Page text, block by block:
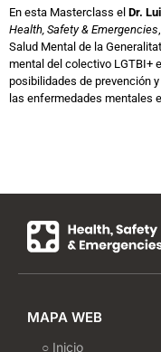
En esta Masterclass el Dr.
Health, Safety & Emergencies
Salud Mental de la
mental del colectivo LGTBI+
posibilidades de prevención
las enfermedades mentales
MAPA WEB
○ Inicio